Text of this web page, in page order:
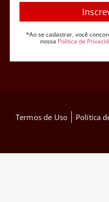
*Ao se cadastrar, você
nossa Política de
Termos de Uso Política